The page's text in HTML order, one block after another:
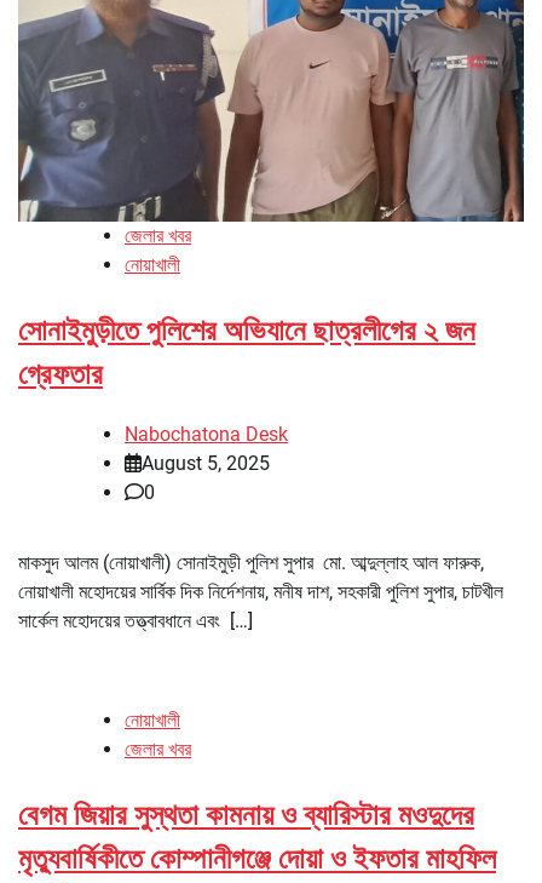
জেলার খবর
নোয়াখালী
সোনাইমুড়ীতে পুলিশের অভিযানে ছাত্রলীগের ২ জন
গ্রেফতার
Nabochatona Desk
August 5, 2025
0
মাকসুদ আলম (নোয়াখালী) সোনাইমুড়ী পুলিশ সুপার মো. আব্দুল্লাহ আল ফারুক,
নোয়াখালী মহোদয়ের সার্বিক দিক নির্দেশনায়, মনীষ দাশ, সহকারী পুলিশ সুপার, চাটখীল
সার্কেল মহোদয়ের তত্ত্বাবধানে এবং […]
নোয়াখালী
জেলার খবর
বেগম জিয়ার সুস্থতা কামনায় ও ব্যারিস্টার মওদুদের
মৃত্যুবার্ষিকীতে কোম্পানীগঞ্জে দোয়া ও ইফতার মাহফিল